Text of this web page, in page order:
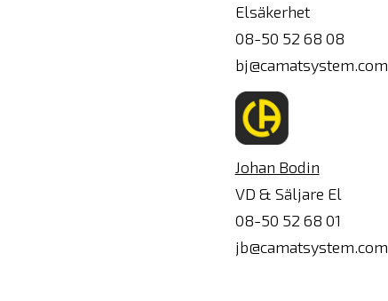
Elsäkerhet
08-50 52 68 08
bj@camatsystem.com
Johan Bodin
VD & Säljare El
08-50 52 68 01
jb@camatsystem.com